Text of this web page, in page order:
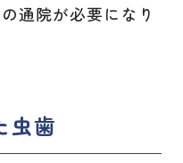
通院が必要になり
虫歯